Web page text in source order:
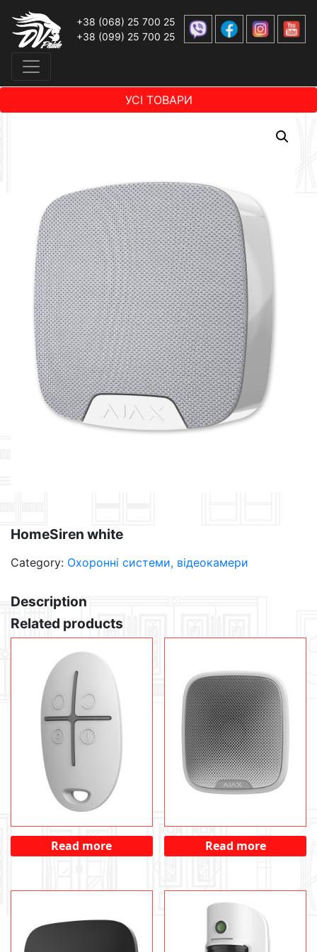
+38 (068) 25 700 25
+38 (099) 25 700 25
УСІ ТОВАРИ
HomeSiren white
Category: Охоронні системи, відеокамери
Description
Related products
SpaceControl white
Read more StreetSiren white
Read more